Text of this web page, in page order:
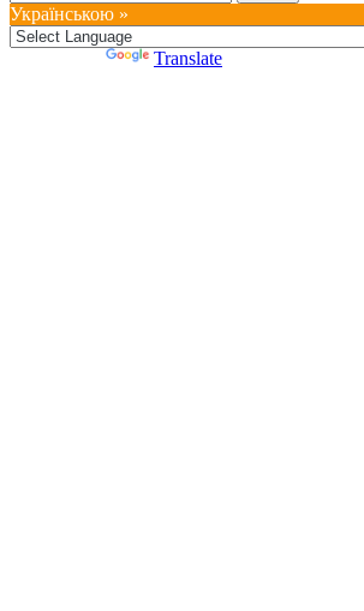
Українською »
Translate